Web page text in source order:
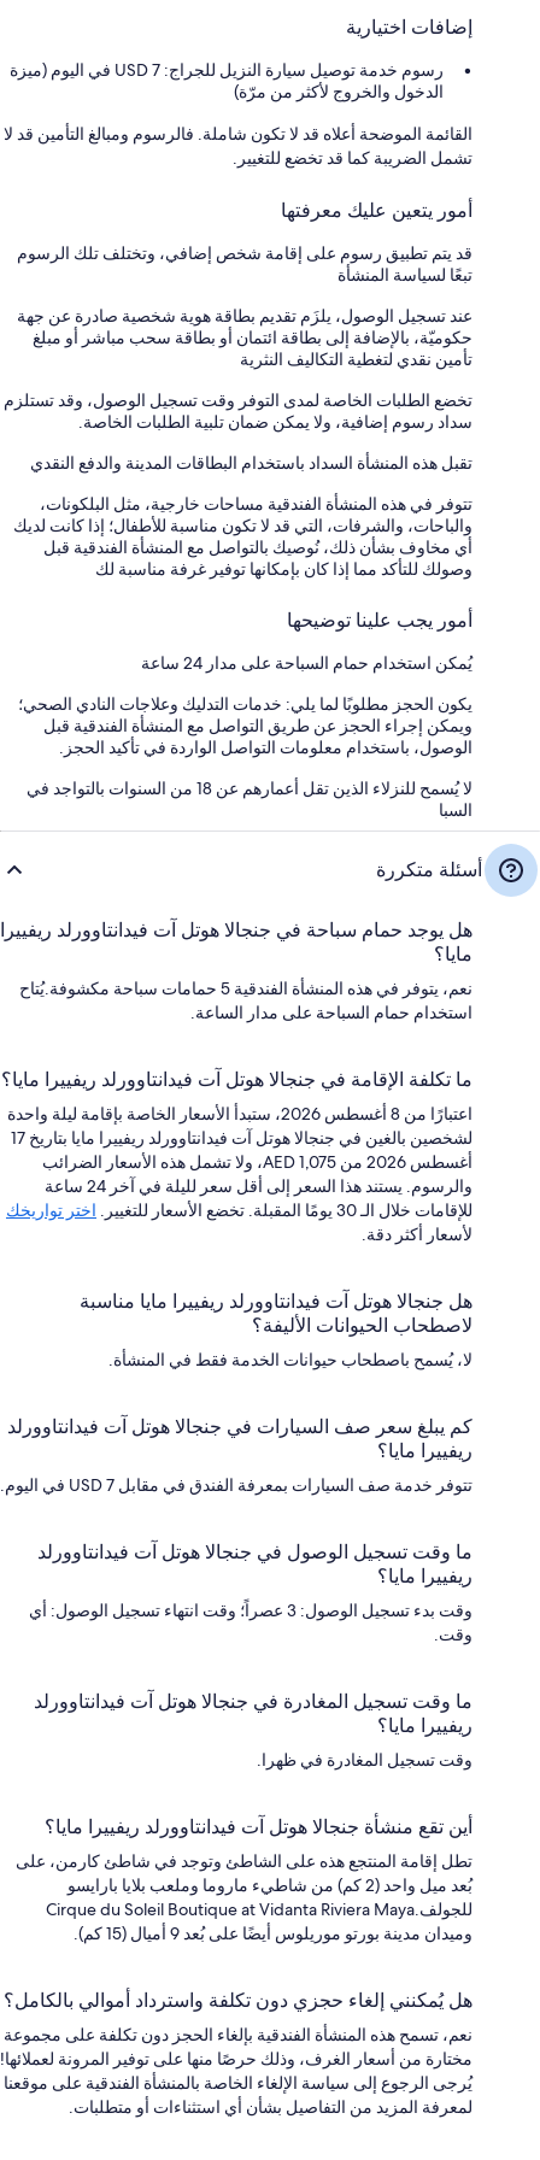
إضافات اختيارية
رسوم خدمة توصيل سيارة النزيل للجراج: 7 USD في اليوم (ميزة
الدخول والخروج لأكثر من مرّة)
القائمة الموضحة أعلاه قد لا تكون شاملة. فالرسوم ومبالغ التأمين قد لا
تشمل الضريبة كما قد تخضع للتغيير.
أمور يتعين عليك معرفتها
قد يتم تطبيق رسوم على إقامة شخص إضافي، وتختلف تلك الرسوم
تبعًا لسياسة المنشأة
عند تسجيل الوصول، يلزَم تقديم بطاقة هوية شخصية صادرة عن جهة
حكوميّة، بالإضافة إلى بطاقة ائتمان أو بطاقة سحب مباشر أو مبلغ
تأمين نقدي لتغطية التكاليف النثرية
تخضع الطلبات الخاصة لمدى التوفر وقت تسجيل الوصول، وقد تستلزم
سداد رسوم إضافية، ولا يمكن ضمان تلبية الطلبات الخاصة.
تقبل هذه المنشأة السداد باستخدام البطاقات المدينة والدفع النقدي
تتوفر في هذه المنشأة الفندقية مساحات خارجية، مثل البلكونات،
والباحات، والشرفات، التي قد لا تكون مناسبة للأطفال؛ إذا كانت لديك
أي مخاوف بشأن ذلك، نُوصيك بالتواصل مع المنشأة الفندقية قبل
وصولك للتأكد مما إذا كان بإمكانها توفير غرفة مناسبة لك
أمور يجب علينا توضيحها
يُمكن استخدام حمام السباحة على مدار 24 ساعة
يكون الحجز مطلوبًا لما يلي: خدمات التدليك وعلاجات النادي الصحي؛
ويمكن إجراء الحجز عن طريق التواصل مع المنشأة الفندقية قبل
الوصول، باستخدام معلومات التواصل الواردة في تأكيد الحجز.
لا يُسمح للنزلاء الذين تقل أعمارهم عن 18 من السنوات بالتواجد في
السبا
أسئلة متكررة
هل يوجد حمام سباحة في جنجالا هوتل آت فيدانتاوورلد ريفييرا
مايا؟
نعم، يتوفر في هذه المنشأة الفندقية 5 حمامات سباحة مكشوفة.يُتاح
استخدام حمام السباحة على مدار الساعة.
ما تكلفة الإقامة في جنجالا هوتل آت فيدانتاوورلد ريفييرا مايا؟
اعتبارًا من 8 أغسطس 2026، ستبدأ الأسعار الخاصة بإقامة ليلة واحدة
لشخصين بالغين في جنجالا هوتل آت فيدانتاوورلد ريفييرا مايا بتاريخ 17
أغسطس 2026 من AED 1,075، ولا تشمل هذه الأسعار الضرائب
والرسوم. يستند هذا السعر إلى أقل سعر لليلة في آخر 24 ساعة
للإقامات خلال الـ 30 يومًا المقبلة. تخضع الأسعار للتغيير.
اختر تواريخك
لأسعار أكثر دقة.
هل جنجالا هوتل آت فيدانتاوورلد ريفييرا مايا مناسبة
لاصطحاب الحيوانات الأليفة؟
لا، يُسمح باصطحاب حيوانات الخدمة فقط في المنشأة.
كم يبلغ سعر صف السيارات في جنجالا هوتل آت فيدانتاوورلد
ريفييرا مايا؟
تتوفر خدمة صف السيارات بمعرفة الفندق في مقابل USD 7 في اليوم.
ما وقت تسجيل الوصول في جنجالا هوتل آت فيدانتاوورلد
ريفييرا مايا؟
وقت بدء تسجيل الوصول: 3 عصراً؛ وقت انتهاء تسجيل الوصول: أي
وقت.
ما وقت تسجيل المغادرة في جنجالا هوتل آت فيدانتاوورلد
ريفييرا مايا؟
وقت تسجيل المغادرة في ظهرا.
أين تقع منشأة جنجالا هوتل آت فيدانتاوورلد ريفييرا مايا؟
تطل إقامة المنتجع هذه على الشاطئ وتوجد في شاطئ كارمن، على
بُعد ميل واحد (2 كم) من شاطيء ماروما وملعب بلايا بارايسو
للجولف.Cirque du Soleil Boutique at Vidanta Riviera Maya
وميدان مدينة بورتو موريلوس أيضًا على بُعد 9 أميال (15 كم).
هل يُمكنني إلغاء حجزي دون تكلفة واسترداد أموالي بالكامل؟
نعم، تسمح هذه المنشأة الفندقية بإلغاء الحجز دون تكلفة على مجموعة
مختارة من أسعار الغرف، وذلك حرصًا منها على توفير المرونة لعملائها!
يُرجى الرجوع إلى سياسة الإلغاء الخاصة بالمنشأة الفندقية على موقعنا
لمعرفة المزيد من التفاصيل بشأن أي استثناءات أو متطلبات.